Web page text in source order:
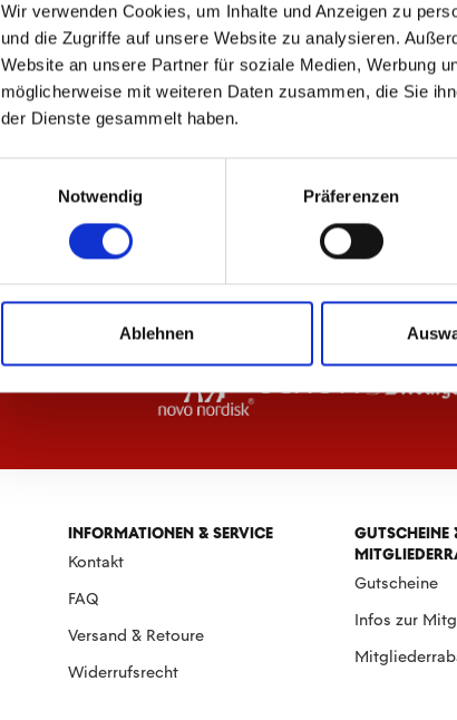
Wir verwenden Cookies, um Inhalte und Anzeigen zu
und die Zugriffe auf unsere Website zu analysieren.
Website an unsere Partner für soziale Medien, Werbung
möglicherweise mit weiteren Daten zusammen, die Sie
der Dienste gesammelt haben.
Notwendig
Präferenzen
Ablehnen
INFORMATIONEN & SERVICE
Kontakt
FAQ
Versand & Retoure
Widerrufsrecht
GUTSCHEINE
Gutscheine
Infos zur